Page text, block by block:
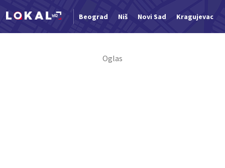
Beograd Niš Novi Sad Kragujevac